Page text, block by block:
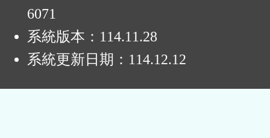
6071
系統版本： 114.11.28
系統更新日期： 114.12.12